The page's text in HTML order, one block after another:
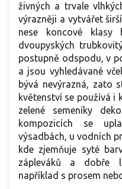
živných a trvale
výrazněji a vytvářet
nese koncové klasy
dvoupyských
postupně odspodu, v
a jsou vyhledávané
bývá nevýrazná, zato
květenství se používá i
zelené semeníky
kompozicích se
výsadbách, u vodních
kde zjemňuje syté
zápleváků a dobře
například s prosem